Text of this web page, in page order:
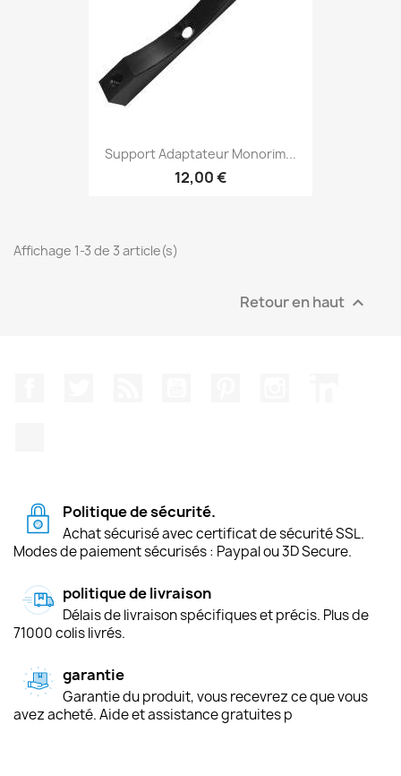
Support Adaptateur Monorim...
12,00 €
Affichage 1-3 de 3 article(s)
Retour en haut 
Politique de sécurité.
Achat sécurisé avec certificat de sécurité SSL.
Modes de paiement sécurisés : Paypal ou 3D Secure.
politique de livraison
Délais de livraison spécifiques et précis. Plus de
71000 colis livrés.
garantie
Garantie du produit, vous recevrez ce que vous
avez acheté. Aide et assistance gratuites p